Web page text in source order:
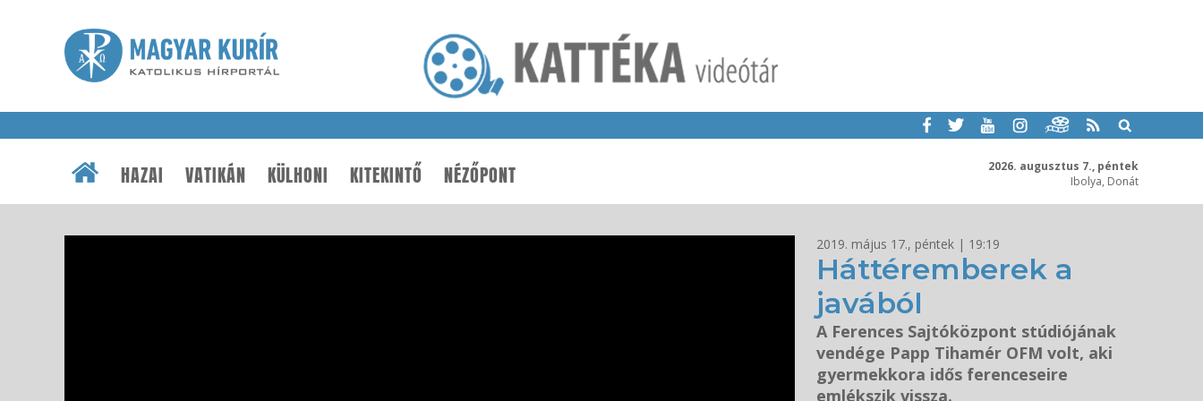
2026. augusztus 7., péntek
Ibolya, Donát
HAZAI VATIKÁN KÜLHONI KITEKINTŐ NÉZŐPONT
2019. május 17., péntek | 19:19
Háttéremberek a
javából
A Ferences Sajtóközpont stúdiójának
vendége Papp Tihamér OFM volt, aki
gyermekkora idős ferenceseire
emlékszik vissza.